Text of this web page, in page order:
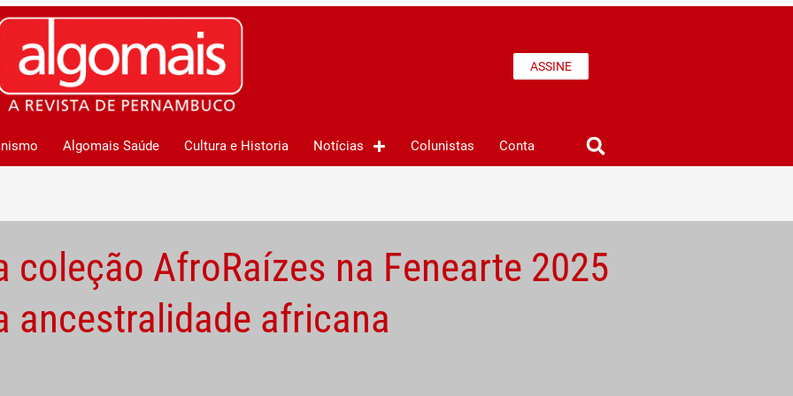
ASSINE
Algomais Saúde Cultura e Historia Notícias Colunistas Conta
coleção AfroRaízes na Fenearte 2025
ancestralidade africana